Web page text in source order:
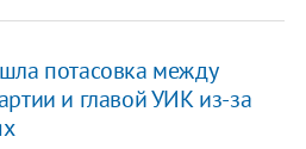
потасовка между
и главой УИК из-за